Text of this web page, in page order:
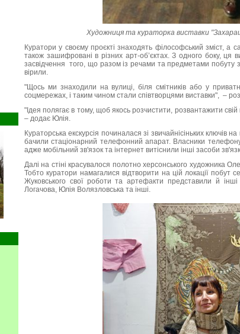
Художниця та кураторка виставки
Куратори у своєму проєкті знаходять філософський зміст,
також зашифровані в різних арт-об’єктах. З одного боку, ця
засвідчення того, що разом із речами та предметами побуту
вірили.
"Щось ми знаходили на вулиці, біля смітників або у
соцмережах, і таким чином стали співтворцями виставки", –
"Ідея полягає в тому, щоб якось розчистити, розвантажити
– додає Юлія.
Кураторська екскурсія починалася зі звичайнісіньких ключів
бачили стаціонарний телефонний апарат. Власники
адже мобільний зв'язок та інтернет витіснили інші засоби
Далі на стіні красувалося полотно херсонського художника
Тобто куратори намагалися відтворити на цій локації побут
Жуковського свої роботи та артефакти представили й
Логачова, Юлія Волязловська та інші.